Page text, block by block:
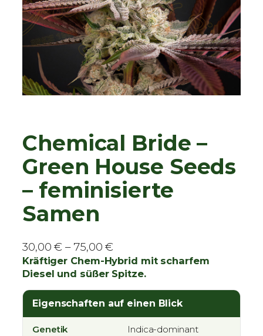
Chemical Bride –
Green House Seeds
– feminisierte
Samen
30,00€ – 75,00€
r
e
i
s
s
Kräftiger Chem-Hybrid mit scharfem
Diesel und süßer Spitze.
Eigenschaften auf einen Blick
Genetik Indica-dominant